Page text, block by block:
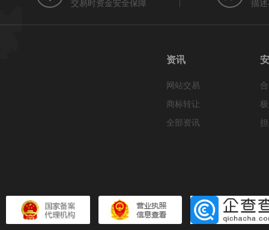
交易时资金安全保障 描
资讯
网站交易
商标转让
全部资讯